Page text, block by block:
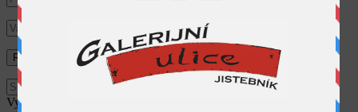
Využíváme cookies pro analýzu návštěvnosti webu. Používáním